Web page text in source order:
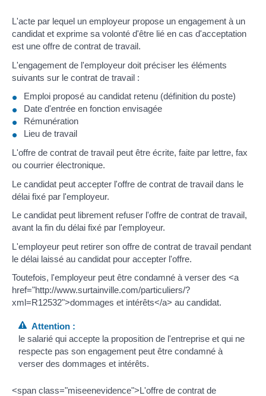
L'acte par lequel un employeur propose un engagement à un
candidat et exprime sa volonté d'être lié en cas d'acceptation
est une offre de contrat de travail.
L'engagement de l'employeur doit préciser les éléments
suivants sur le contrat de travail :
Emploi proposé au candidat retenu (définition du poste)
Date d'entrée en fonction envisagée
Rémunération
Lieu de travail
L'offre de contrat de travail peut être écrite, faite par lettre, fax
ou courrier électronique.
Le candidat peut accepter l'offre de contrat de travail dans le
délai fixé par l'employeur.
Le candidat peut librement refuser l'offre de contrat de travail,
avant la fin du délai fixé par l'employeur.
L'employeur peut retirer son offre de contrat de travail pendant
le délai laissé au candidat pour accepter l'offre.
Toutefois, l'employeur peut être condamné à verser des <a
href="http://www.surtainville.com/particuliers/?
xml=R12532">dommages et intérêts</a> au candidat.
Attention :
le salarié qui accepte la proposition de l'entreprise et qui ne
respecte pas son engagement peut être condamné à
verser des dommages et intérêts.
<span class="miseenevidence">L'offre de contrat de